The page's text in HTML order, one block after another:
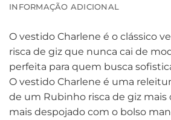
INFORMAÇÃO ADICIONAL
O vestido Charlene é o clássico
risca de giz que nunca cai de
perfeita para quem busca
O vestido Charlene é uma
de um Rubinho risca de giz
mais despojado com o bolso